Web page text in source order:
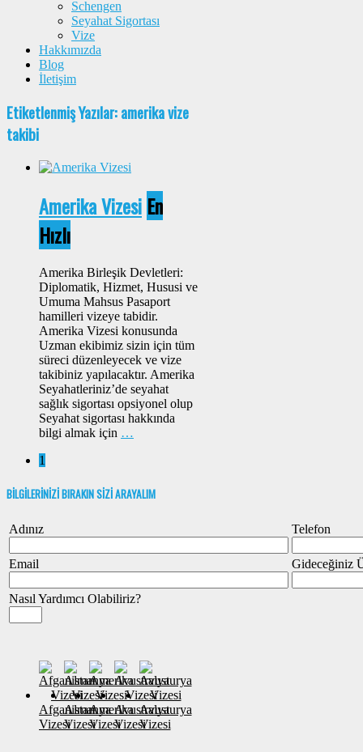
Schengen
Seyahat Sigortası
Vize
Hakkımızda
Blog
İletişim
Etiketlenmiş Yazılar: amerika vize
takibi
Amerika Vizesi En
Hızlı
Amerika Birleşik Devletleri:
Diplomatik, Hizmet, Hususi ve
Umuma Mahsus Pasaport
hamilleri vizeye tabidir.
Amerika Vizesi konusunda
Uzman ekibimiz sizin için tüm
süreci düzenleyecek ve vize
takibiniz yapılacaktır. Amerika
Seyahatleriniz’de seyahat
sağlık sigortası opsiyonel olup
Seyahat sigortası hakkında
bilgi almak için …
1
BİLGİLERİNİZİ BIRAKIN SİZİ ARAYALIM
Adınız Telefon
Email Gideceğiniz
Nasıl Yardımcı Olabiliriz?
Afganistan
Vizesi
Almanya
Vizesi
Amerika
Vizesi
Avustralya
Vizesi
Avusturya
Vizesi